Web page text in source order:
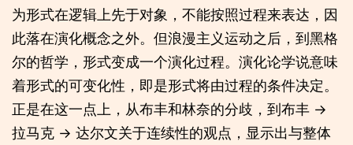
为形式在逻辑上先于对象，不能按照过程来表达，因
此落在演化概念之外。但浪漫主义运动之后，到黑格
尔的哲学，形式变成一个演化过程。演化论学说意味
着形式的可变化性，即是形式将由过程的条件决定。
正是在这一点上，从布丰和林奈的分歧，到布丰 →
拉马克 → 达尔文关于连续性的观点，显示出与整体